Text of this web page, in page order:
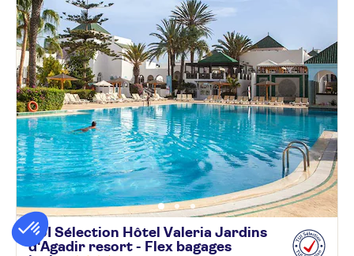
TUI Sélection Hôtel Valeria Jardins
d'Agadir resort - Flex bagages